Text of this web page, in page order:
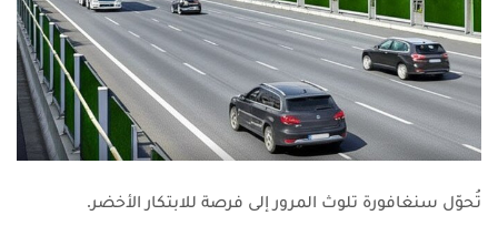
تُحوّل سنغافورة تلوث المرور إلى فرصة للابتكار الأخضر.